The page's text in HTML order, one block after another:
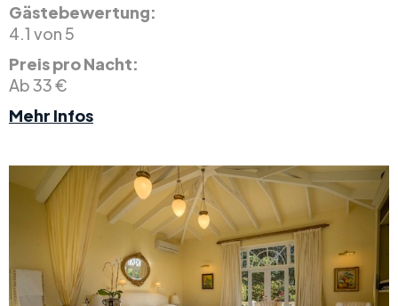
Gästebewertung:
4.1 von 5
Preis pro Nacht:
Ab 33 €
Mehr Infos